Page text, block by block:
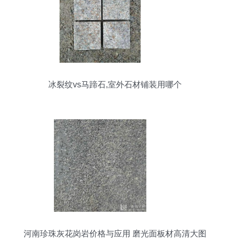
冰裂纹vs马蹄石,室外石材铺装用哪个
河南珍珠灰花岗岩价格与应用 磨光面板材高清大图